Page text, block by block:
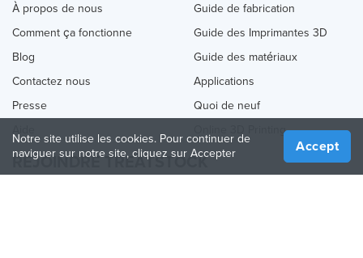
À propos de nous
Comment ça fonctionne
Blog
Contactez nous
Presse
Guide de fabrication
Guide des Imprimantes 3D
Guide des matériaux
Applications
Quoi de neuf
Online 3D Printing
REJOINDRE TREATSTOCK
Notre site utilise les cookies. Pour continuer de
naviguer sur notre site, cliquez sur Accepter
Accept